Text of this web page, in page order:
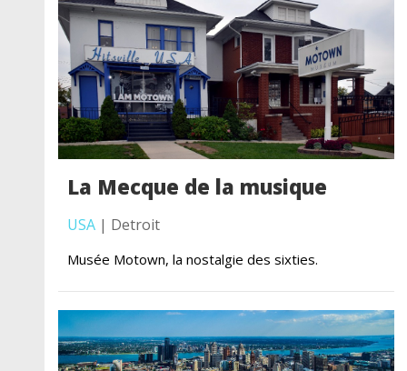
La Mecque de la musique
USA| Detroit
Musée Motown, la nostalgie des sixties.